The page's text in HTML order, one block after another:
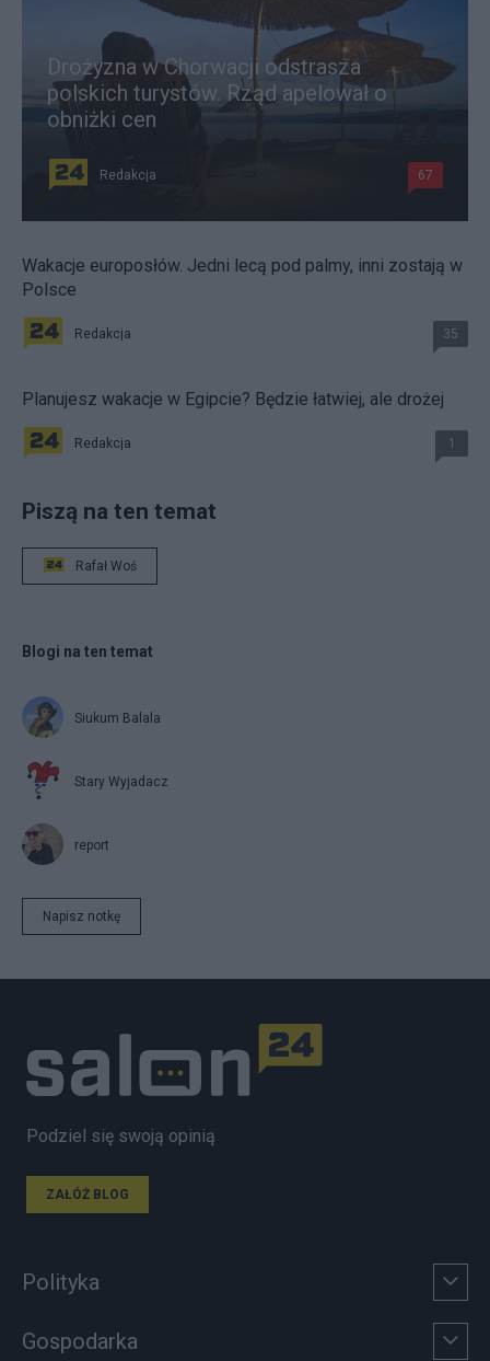
Drożyzna w Chorwacji odstrasza
polskich turystów. Rząd apelował o
obniżki cen
Redakcja 67
Wakacje europosłów. Jedni lecą pod palmy, inni zostają w
Polsce
Redakcja 35
Planujesz wakacje w Egipcie? Będzie łatwiej, ale drożej
Redakcja 1
Piszą na ten temat
Rafał Woś
Blogi na ten temat
Siukum Balala
Stary Wyjadacz
report
Napisz notkę
Podziel się swoją opinią
ZAŁÓŻ BLOG
Polityka
Gospodarka